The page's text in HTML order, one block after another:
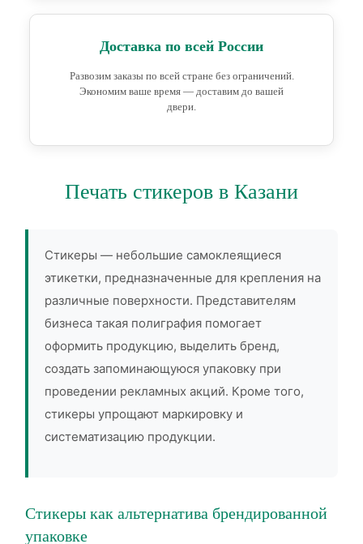
Доставка по всей России
Развозим заказы по всей стране без ограничений.
Экономим ваше время — доставим до вашей
двери.
Печать стикеров в Казани
Стикеры — небольшие самоклеящиеся
этикетки, предназначенные для крепления на
различные поверхности. Представителям
бизнеса такая полиграфия помогает
оформить продукцию, выделить бренд,
создать запоминающуюся упаковку при
проведении рекламных акций. Кроме того,
стикеры упрощают маркировку и
систематизацию продукции.
Стикеры как альтернатива брендированной
упаковке